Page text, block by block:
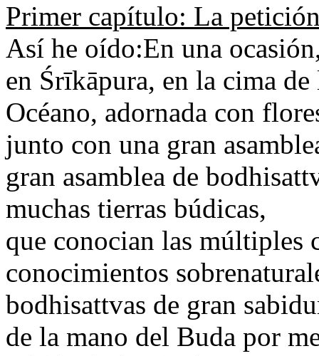
Primer capítulo: La
Así he oído:En una
en Śrīkāpura, en la cima
Océano, adornada con
junto con una gran
gran asamblea de
muchas tierras búdicas,
que conocian las múltiples
conocimientos
bodhisattvas de gran
de la mano del Buda por